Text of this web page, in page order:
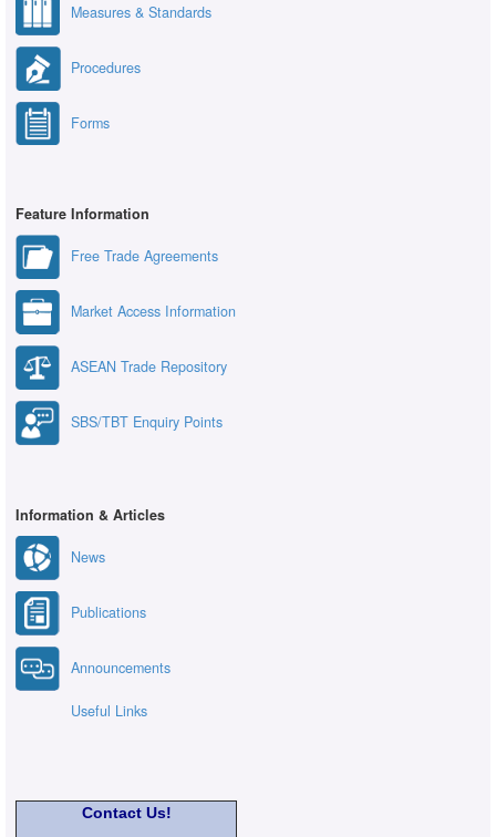
Measures & Standards
Procedures
Forms
Feature Information
Free Trade Agreements
Market Access Information
ASEAN Trade Repository
SBS/TBT Enquiry Points
Information & Articles
News
Publications
Announcements
Useful Links
Contact Us!